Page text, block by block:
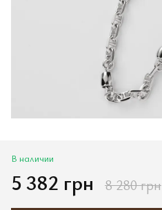
В наличии
5 382 грн 8 280 грн